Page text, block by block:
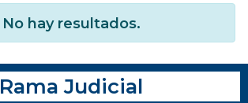
No hay resultados.
Rama Judicial